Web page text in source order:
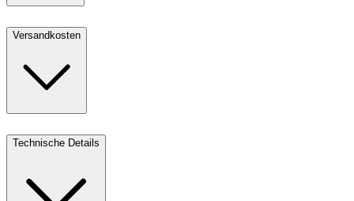
Versandkosten
Technische Details